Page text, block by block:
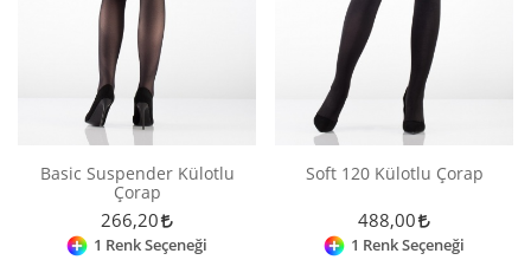
Basic Suspender Külotlu
Çorap
266,20
1 Renk Seçeneği
Soft 120 Külotlu Çorap
488,00
1 Renk Seçeneği